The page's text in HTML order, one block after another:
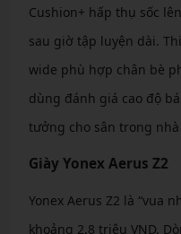
Cushion+ hấp thụ sốc
sau giờ tập luyện dài.
wide phù hợp chân bè
dùng đánh giá cao độ
tưởng cho sân trong nhà
Giày Yonex Aerus Z2
Yonex Aerus Z2 là “vua
khoảng 2.8 triệu VND.